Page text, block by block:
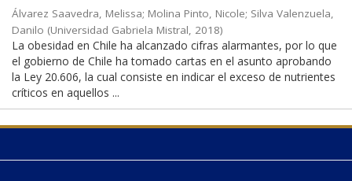
Álvarez Saavedra, Melissa; Molina Pinto, Nicole; Silva Valenzuela,
Danilo (Universidad Gabriela Mistral, 2018)
La obesidad en Chile ha alcanzado cifras alarmantes, por lo que
el gobierno de Chile ha tomado cartas en el asunto aprobando
la Ley 20.606, la cual consiste en indicar el exceso de nutrientes
críticos en aquellos ...